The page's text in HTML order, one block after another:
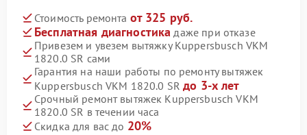
Стоимость ремонта от 325 руб.
Бесплатная диагностика даже при отказе
Привезем и увезем вытяжку Kuppersbusch VKM
1820.0 SR сами
Гарантия на наши работы по ремонту вытяжек
Kuppersbusch VKM 1820.0 SRдо 3-х лет
Срочный ремонт вытяжек Kuppersbusch VKM
1820.0 SR в течении часа
Скидка для вас до 20%